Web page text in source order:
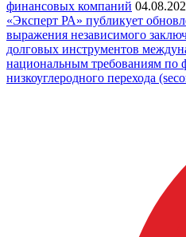
финансовых компаний
«Эксперт РА» публикует
выражения независимого
долговых инструментов
национальным требованиям по
низкоуглеродного перехода